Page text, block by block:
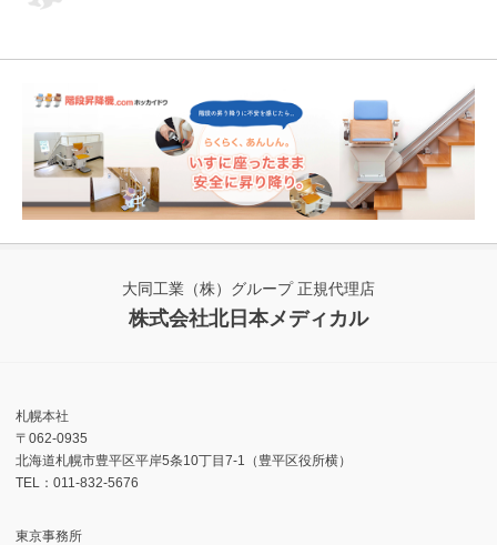
大同工業（株）グループ 正規代理店
株式会社北日本メディカル
札幌本社
〒062-0935
北海道札幌市豊平区平岸5条10丁目7-1（豊平区役所横）
TEL：011-832-5676
東京事務所